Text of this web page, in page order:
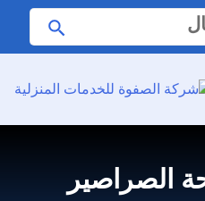
الصراصير